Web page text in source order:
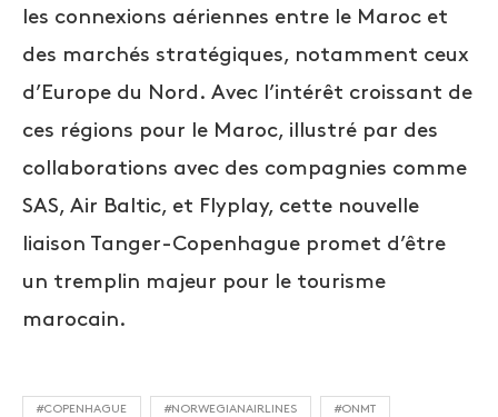
les connexions aériennes entre le Maroc et
des marchés stratégiques, notamment ceux
d’Europe du Nord. Avec l’intérêt croissant de
ces régions pour le Maroc, illustré par des
collaborations avec des compagnies comme
SAS, Air Baltic, et Flyplay, cette nouvelle
liaison Tanger-Copenhague promet d’être
un tremplin majeur pour le tourisme
marocain.
#COPENHAGUE #NORWEGIANAIRLINES #ONMT